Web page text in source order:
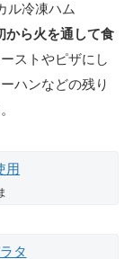
ル冷凍ハム
から火を通して食
ストやピザにし
ハンなどの残り